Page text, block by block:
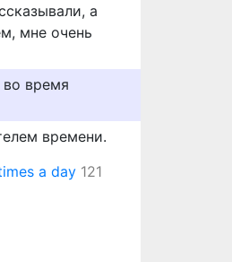
а
мне очень
время
времени.
a day 121